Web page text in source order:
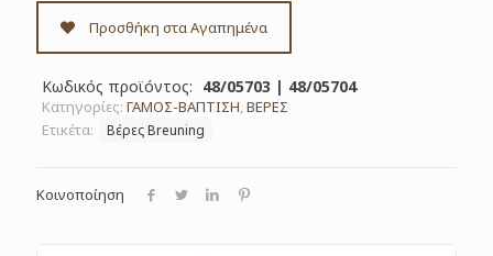
Προσθήκη στα Αγαπημένα
Κωδικός προϊόντος: 48/05703 | 48/05704
Κατηγορίες: ΓΑΜΟΣ-ΒΑΠΤΙΣΗ,ΒΕΡΕΣ
Ετικέτα:
Βέρες Breuning
Κοινοποίηση